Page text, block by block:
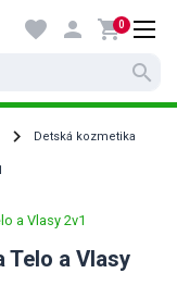
search
favorite person shopping_cart0
Detská kozmetika
Telo a Vlasy